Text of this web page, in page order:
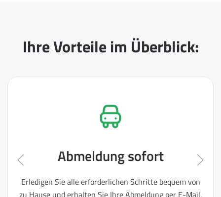
Ihre Vorteile im Überblick:
Abmeldung sofort
Erledigen Sie alle erforderlichen Schritte bequem von
zu Hause und erhalten Sie Ihre Abmeldung per E-Mail.